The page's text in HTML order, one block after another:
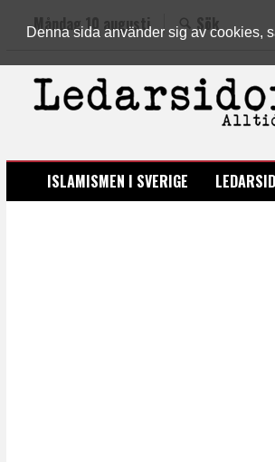
Denna sida använder sig av cookies,
Måndag 10 augusti Sök
LEDARSIDORNA.SE
ISLAMISMEN I SVERIGE